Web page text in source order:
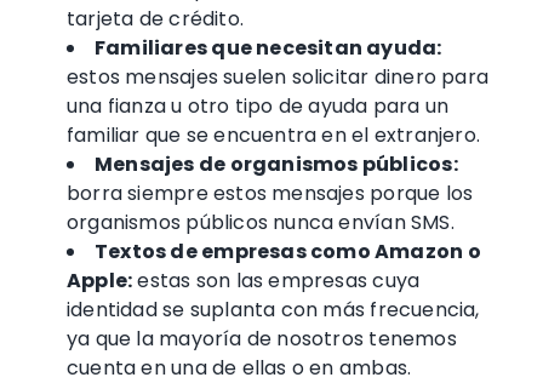
tarjeta de crédito.
Familiares que necesitan ayuda:
estos mensajes suelen solicitar dinero para
una fianza u otro tipo de ayuda para un
familiar que se encuentra en el extranjero.
Mensajes de organismos públicos:
borra siempre estos mensajes porque los
organismos públicos nunca envíanSMS.
Textos de empresas comoAmazon o
Apple:estas son las empresas cuya
identidad se suplanta con más frecuencia,
ya que la mayoría de nosotros tenemos
cuenta en una de ellas o en ambas.